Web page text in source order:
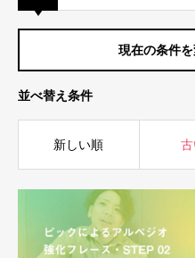
現在の条件
並べ替え条件
新しい順